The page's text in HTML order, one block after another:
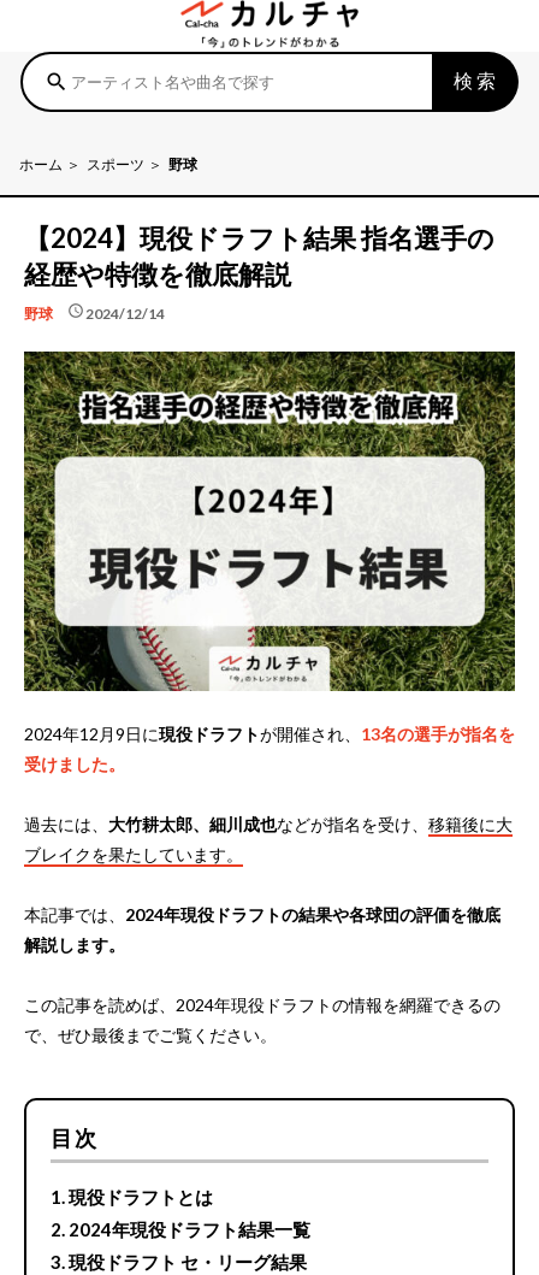
search 検索
ホーム スポーツ 野球
【2024】現役ドラフト結果 指名選手の
経歴や特徴を徹底解説
野球 schedule 2024/12/14
2024年12月9日に現役ドラフトが開催され、 13名の選手が指名を
受けました。
過去には、 大竹耕太郎、細川成也などが指名を受け、 移籍後に大
ブレイクを果たしています。
本記事では、 2024年現役ドラフトの結果や各球団の評価を徹底
解説します。
この記事を読めば、2024年現役ドラフトの情報を網羅できるの
で、ぜひ最後までご覧ください。
目次
現役ドラフトとは
2024年現役ドラフト結果一覧
現役ドラフト セ・リーグ結果